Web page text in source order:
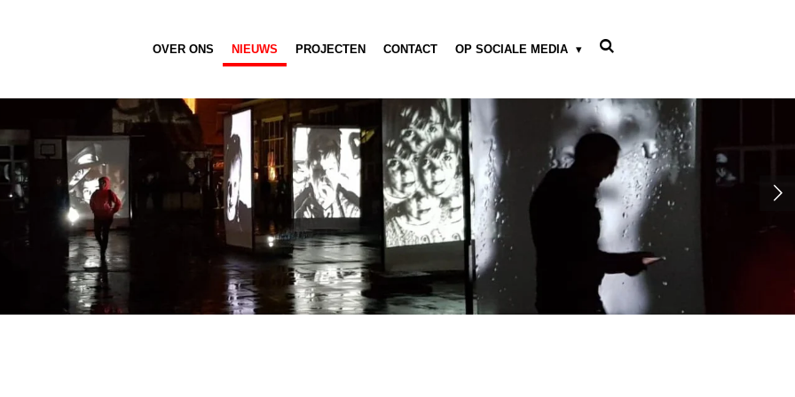
OVER ONS NIEUWS PROJECTEN CONTACT OP SOCIALE MEDIA